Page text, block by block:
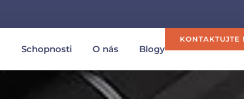
Schopnosti O nás Blogy
KONTAKTUJTE